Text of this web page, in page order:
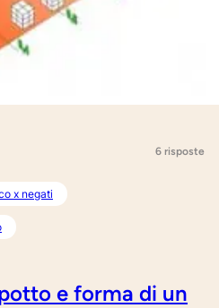
6 risposte
x negati
e forma di un